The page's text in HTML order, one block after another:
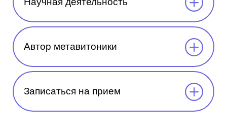
Автор метавитоники
Записаться на прием